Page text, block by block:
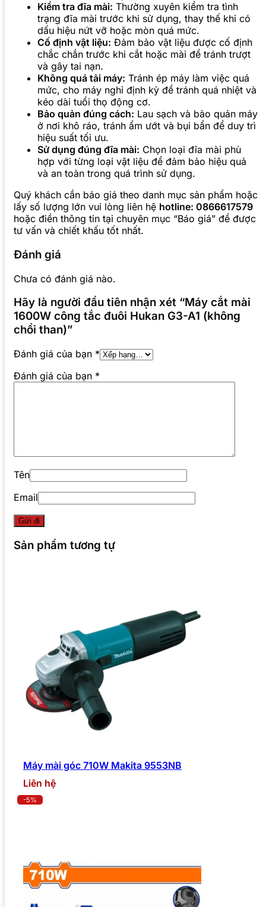
Kiểm tra đĩa mài: Thường xuyên kiểm tra tình
trạng đĩa mài trước khi sử dụng, thay thế khi có
dấu hiệu nứt vỡ hoặc mòn quá mức.
Cố định vật liệu: Đảm bảo vật liệu được cố định
chắc chắn trước khi cắt hoặc mài để tránh trượt
và gây tai nạn.
Không quá tải máy: Tránh ép máy làm việc quá
mức, cho máy nghỉ định kỳ để tránh quá nhiệt và
kéo dài tuổi thọ động cơ.
Bảo quản đúng cách: Lau sạch và bảo quản máy
ở nơi khô ráo, tránh ẩm ướt và bụi bẩn để duy trì
hiệu suất tối ưu.
Sử dụng đúng đĩa mài: Chọn loại đĩa mài phù
hợp với từng loại vật liệu để đảm bảo hiệu quả
và an toàn trong quá trình sử dụng.
Quý khách cần báo giá theo danh mục sản phẩm hoặc
lấy số lượng lớn vui lòng liên hệ hotline: 0866617579
hoặc điền thông tin tại chuyên mục “Báo giá” để được
tư vấn và chiết khấu tốt nhất.
Đánh giá
Chưa có đánh giá nào.
Hãy là người đầu tiên nhận xét “Máy cắt mài
1600W công tắc đuôi Hukan G3-A1 (không
chổi than)”
Đánh giá của bạn *
Đánh giá của bạn *
Tên
Email
Sản phẩm tương tự
Máy mài góc 710W Makita 9553NB
Liên hệ
-5%